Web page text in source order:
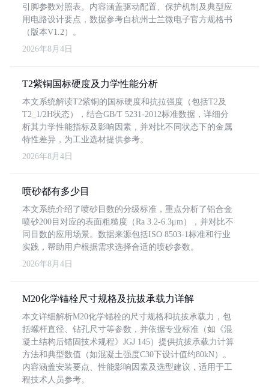
引脚参数对照表。内容涵盖驱动配置、保护机制及典型应
用电路设计要点，数据参考自杭州士兰微电子官方规格书
（版本V1.2）。
2026年8月4日
T2紫铜国标硬度及力学性能分析
本文系统解读T2紫铜的国标硬度和抗拉强度（包括T2及
T2_1/2H状态），结合GB/T 5231-2012标准数据，详细分
析其力学性能指标及影响因素，并对比不同状态下的金属
特性差异，为工业选材提供参考。
2026年8月4日
喷砂都有多少目
本文系统介绍了喷砂目数的分级标准，重点分析了铝合金
喷砂200目对应的表面粗糙度（Ra 3.2-6.3μm），并对比不
同目数的应用场景。数据来源包括ISO 8503-1标准和行业
实践，帮助用户根据需求选择合适的喷砂参数。
2026年8月4日
M20化学锚栓尺寸规格及抗拔承载力详解
本文详细解析M20化学锚栓的尺寸规格和抗拔承载力，包
括螺杆直径、钻孔尺寸等参数，并依据专业标准（如《混
凝土结构后锚固技术规程》JGJ 145）提供抗拔承载力计算
方法和典型数值（如混凝土强度C30下设计值约80kN）。
内容涵盖安装要点、性能影响因素及选型建议，适用于工
程技术人员参考。